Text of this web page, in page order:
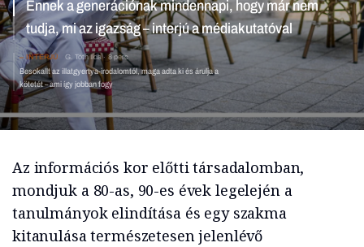
igazság – interjú a médiakutatóval
INTERJÚ G. Tóth Ilda 8 perc
Besokallt az illatgyertya-irodalomtól, maga adta ki és
árulja a kötetét – ami így jobban fogy
Az információs kor előtti társadalomban,
mondjuk a 80-as, 90-es évek legelején a
tanulmányok elindítása és egy szakma
kitanulása természetesen jelenlévő